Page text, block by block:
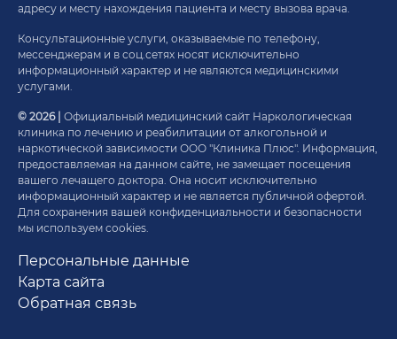
адресу и месту нахождения пациента и месту вызова врача.
Консультационные услуги, оказываемые по телефону,
мессенджерам и в соц.сетях носят исключительно
информационный характер и не являются медицинскими
услугами.
© 2026 | Официальный медицинский сайт Наркологическая
клиника по лечению и реабилитации от алкогольной и
наркотической зависимости ООО "Клиника Плюс". Информация,
предоставляемая на данном сайте, не замещает посещения
вашего лечащего доктора. Она носит исключительно
информационный характер и не является публичной офертой.
Для сохранения вашей конфиденциальности и безопасности
мы используем cookies.
Персональные данные
Карта сайта
Обратная связь